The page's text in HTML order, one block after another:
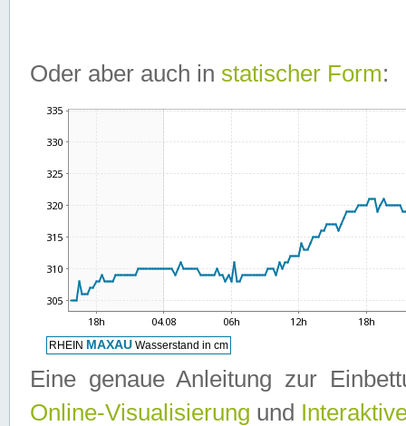
Oder aber auch in statischer Form:
Eine genaue Anleitung zur
Online-Visualisierung und